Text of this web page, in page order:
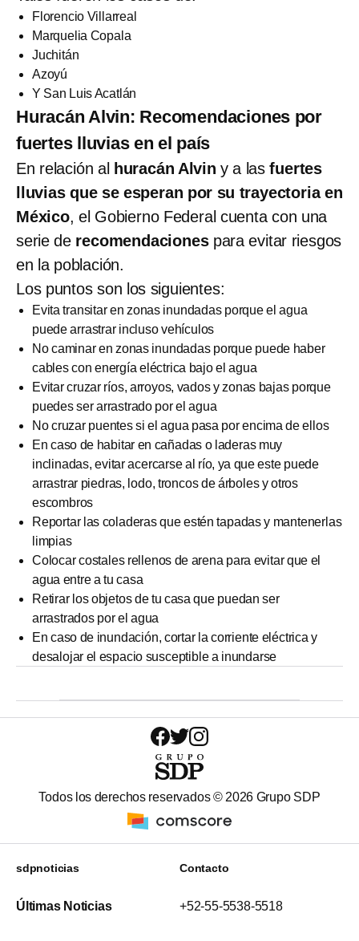
Florencio Villarreal
Marquelia Copala
Juchitán
Azoyú
Y San Luis Acatlán
Huracán Alvin: Recomendaciones por
fuertes lluvias en el país
En relación al huracán Alvin y a lasfuertes
lluvias que se esperan por su trayectoria en
México, el Gobierno Federal cuenta con una
serie de recomendacionespara evitar riesgos
en la población.
Los puntos son los siguientes:
Evita transitar en zonas inundadas porque el agua
puede arrastrar incluso vehículos
No caminar en zonas inundadas porque puede haber
cables con energía eléctrica bajo el agua
Evitar cruzar ríos, arroyos, vados y zonas bajas porque
puedes ser arrastrado por el agua
No cruzar puentes si el agua pasa por encima de ellos
En caso de habitar en cañadas o laderas muy
inclinadas, evitar acercarse al río, ya que este puede
arrastrar piedras, lodo, troncos de árboles y otros
escombros
Reportar las coladeras que estén tapadas y mantenerlas
limpias
Colocar costales rellenos de arena para evitar que el
agua entre a tu casa
Retirar los objetos de tu casa que puedan ser
arrastrados por el agua
En caso de inundación, cortar la corriente eléctrica y
desalojar el espacio susceptible a inundarse
Todos los derechos reservados © 2026 Grupo SDP
sdpnoticias
Últimas Noticias
Contacto
+52-55-5538-5518